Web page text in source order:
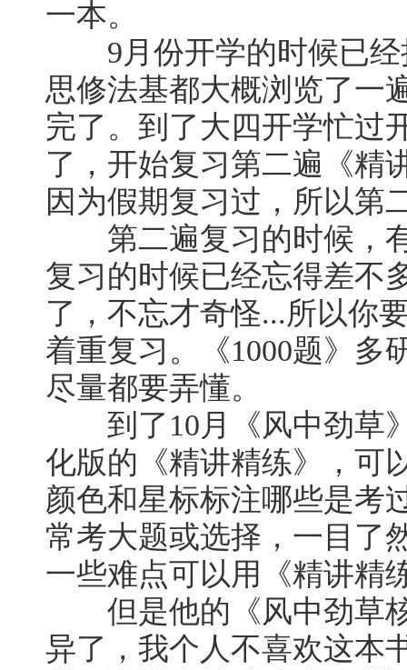
一本。
9月份开学的时候已经
思修法基都大概浏览了一
完了。到了大四开学忙过
了，开始复习第二遍《精
因为假期复习过，所以第
第二遍复习的时候，有
复习的时候已经忘得差不
了，不忘才奇怪...所以你
着重复习。《1000题》多
尽量都要弄懂。
到了10月《风中劲草
化版的《精讲精练》，可
颜色和星标标注哪些是考
常考大题或选择，一目了
一些难点可以用《精讲精
但是他的《风中劲草核
异了，我个人不喜欢这本